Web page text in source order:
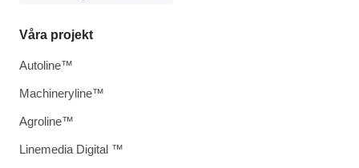
Våra projekt
Autoline™
Machineryline™
Agroline™
Linemedia Digital ™